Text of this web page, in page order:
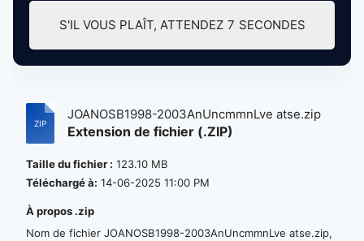
S'IL VOUS PLAÎT, ATTENDEZ 7 SECONDES
JOANOSB1998-2003AnUncmmnLve atse.zip
Extension de fichier (.ZIP)
Taille du fichier : 123.10 MB
Téléchargé à: 14-06-2025 11:00 PM
À propos .zip
Nom de fichier JOANOSB1998-2003AnUncmmnLve atse.zip,